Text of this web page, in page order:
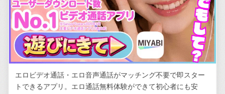
エロビデオ通話・エロ音声通話がマッチング不要で即スター
トできるアプリ。エロ通話無料体験ができて初心者にも安